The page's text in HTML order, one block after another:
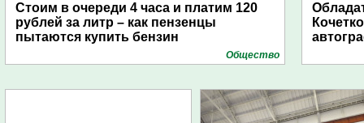
Стоим в очереди 4 часа и платим 120
рублей за литр – как пензенцы
пытаются купить бензин
Общество